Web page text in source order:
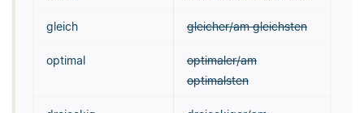
gleich gleicher/am gleichsten
optimal
optimaler/am
optimalsten